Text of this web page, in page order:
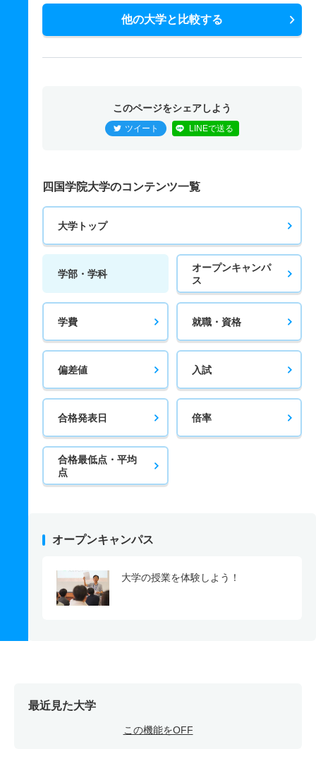
他の大学と比較する
このページをシェアしよう
ツイート LINEで送る
四国学院大学のコンテンツ一覧
大学トップ
学部・学科
オープンキャンパ
ス
学費 就職・資格
偏差値 入試
合格発表日 倍率
合格最低点・平均
点
オープンキャンパス
大学の授業を体験しよう！
最近見た大学
この機能をOFF